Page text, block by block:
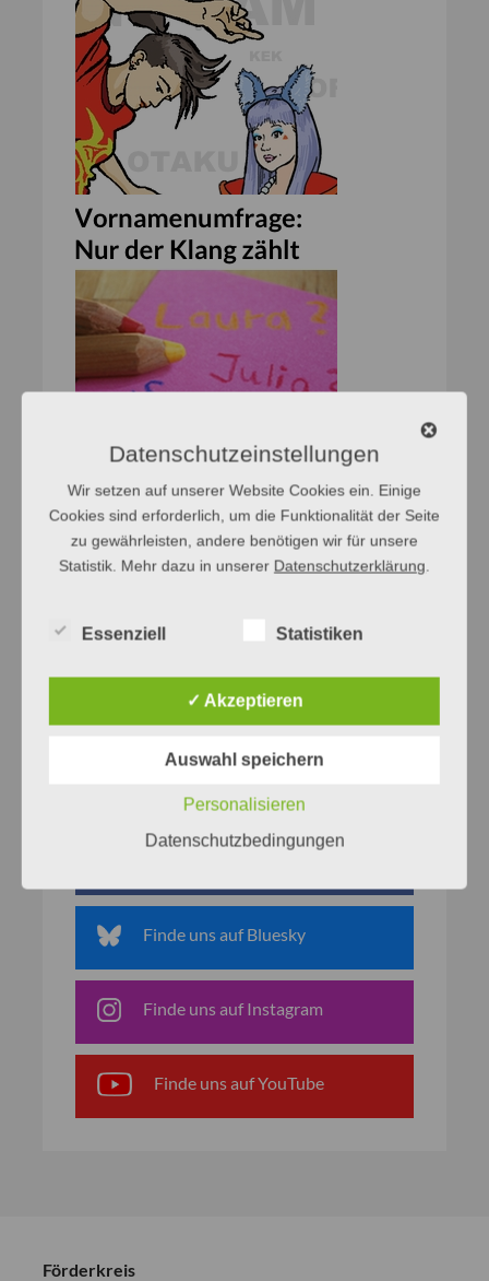
Finde uns auf Bluesky
Finde uns auf Instagram
Finde uns auf YouTube
Förderkreis
Datenschutzeinstellungen
Wir setzen auf unserer Website Cookies ein. Einige
Cookies sind erforderlich, um die Funktionalität der Seite
zu gewährleisten, andere benötigen wir für unsere
Statistik. Mehr dazu in unserer Datenschutzerklärung.
Essenziell Statistiken
✓ Akzeptieren
Auswahl speichern
Personalisieren
Datenschutzbedingungen